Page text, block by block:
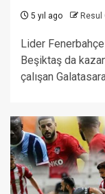
5 yıl ago Resul
Lider
Beşiktaş da
çalışan